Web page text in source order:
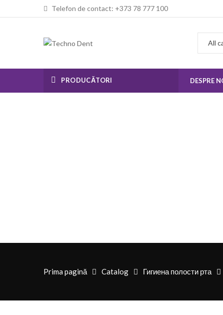
Telefon de contact: +373 78 777 100
PRODUCĂTORI DESPRE
Prima pagină Catalog Гигиена полости рта